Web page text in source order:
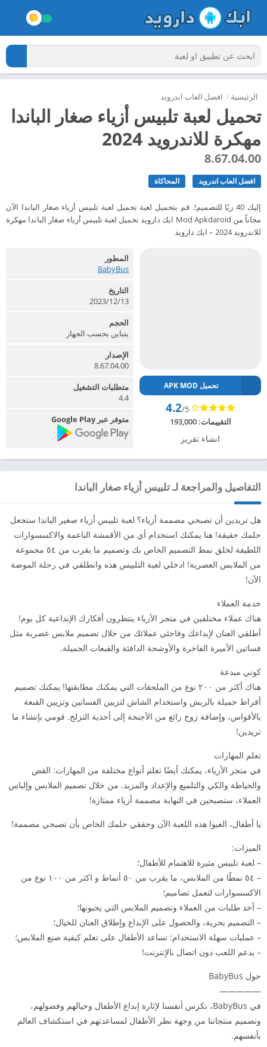
الرئيسية / افضل العاب اندرويد
تحميل لعبة تلبيس أزياء صغار الباندا
مهكرة للاندرويد 2024
8.67.04.00
افضل العاب اندرويد المحاكاة
إليك 40 زيًا للتصميم!. قم بتحميل لعبة تحميل لعبة تلبيس أزياء صغار الباندا الآن
مجاناً من Mod Apkdaroid ابك دارويد تحميل لعبة تلبيس أزياء صغار الباندا مهكرة
للاندرويد 2024 – ابك دارويد
تحميل APK MOD
4.2/5
التقييمات:193,000
انشاء تقرير
المطور
BabyBus‏
التاريخ
13‏/12‏/2023
الحجم
يتباين بحسب الجهاز
الإصدار
8.67.04.00
متطلبات التشغيل
4.4
متوفر عبر Google Play
التفاصيل والمراجعة لـ تلبيس أزياء صغار الباندا
هل تريدين أن تصبحي مصممة أزياء؟ لعبة تلبيس أزياء صغير الباندا ستجعل
حلمك حقيقة! هنا يمكنك استخدام أي من الأقمشة الناعمة والاكسسوارات
اللطيفة لخلق نمط التصميم الخاص بك وتصميم ما يقرب من ٥٤ مجموعة
من الملابس العصرية! ادخلي لعبة التلبيس هذه وانطلقي في رحلة الموضة
الآن!
خدمة العملاء
هناك عملاء مختلفين في متجر الأزياء ينتظرون أفكارك الإبداعية كل يوم!
أطلقي العنان لإبداعك وفاجئي عملائك من خلال تصميم ملابس عصرية مثل
فساتين الأميرة الفاخرة والأوشحة الدافئة والقبعات الجميلة.
كوني مبدعة
هناك أكثر من ۲۰۰ نوع من الملحقات التي يمكنك مطابقتها! يمكنك تصميم
أقراط جميلة بالريش واستخدام الشاش لتزيين الفساتين وتزيين القبعة
بالأقواس، وإضافة زوج رائع من الأجنحة إلى أحذية التزلج. قومي بإنشاء ما
تريدين!
تعلم المهارات
في متجر الأزياء، يمكنك أيضًا تعلم أنواع مختلفة من المهارات: القص
والخياطة والكي والتلميع والإعداد والمزيد. من خلال تصميم الملابس وإلباس
العملاء، ستصبحين في النهاية مصممة أزياء ممتازة!
يا أطفال، العبوا هذه اللعبة الآن وحققي حلمك الخاص بأن تصبحي مصممة!
الميزات:
– لعبة تلبيس مثيرة للاهتمام للأطفال؛
– ٥٤ نمطًا من الملابس، ما يقرب من ٥۰ أنماط و اكثر من ۱۰۰ نوع من
الاكسسوارات لتعمل تصاميم؛
– أخذ طلبات من العملاء وتصميم الملابس التي يحبونها؛
– التصميم بحرية، والحصول على الإبداع وإطلاق العنان للخيال؛
– عمليات سهلة الاستخدام: تساعد الأطفال على تعلم كيفية صنع الملابس؛
– يدعم اللعب دون اتصال بالإنترنت!
حول BabyBus
—————
في BabyBus، نكرس أنفسنا لإثارة إبداع الأطفال وخيالهم وفضولهم،
وتصميم منتجاتنا من وجهة نظر الأطفال لمساعدتهم في استكشاف العالم
بأنفسهم.